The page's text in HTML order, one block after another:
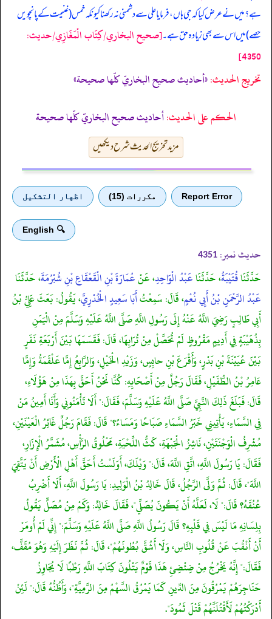
ہے؟ میں نے عرض کیا کہ جی ہاں، فرمایا علی سے دشمنی نہ رکھنا کیونکہ خمس (غنیمت کے پانچویں
حصے) میں اس سے بھی زیادہ حق ہے۔[صحيح البخاري/كِتَاب الْمَغَازِي/حدیث:
4350]
تخریج الحدیث:«أحاديث صحيح البخاريّ كلّها صحيحة»
الحكم على الحديث:أحاديث صحيح البخاريّ كلّها صحيحة
مزید تخریج الحدیث شرح دیکھیں
Report Error مكررات (15) اظهار التشكيل
🔍 English
حدیث نمبر: 4351
حَدَّثَنَاقُتَيْبَةُ، حَدَّثَنَاعَبْدُ الْوَاحِدِ، عَنْعُمَارَةَ بْنِ الْقَعْقَاعِ بْنِ شُبْرُمَةَ، حَدَّثَنَا
عَبْدُ الرَّحْمَنِ بْنُ أَبِي نُعْمٍ، قَالَ: سَمِعْتُأَبَا سَعِيدٍ الْخُدْرِيَّ، يَقُولُ: بَعَثَ عَلِيُّ بْنُ
أَبِي طَالِبٍ رَضِيَ اللَّهُ عَنْهُ إِلَى رَسُولِ اللَّهِ صَلَّى اللَّهُ عَلَيْهِ وَسَلَّمَ مِنْ الْيَمَنِ
بِذُهَيْبَةٍ فِي أَدِيمٍ مَقْرُوظٍ لَمْ تُحَصَّلْ مِنْ تُرَابِهَا، قَالَ: فَقَسَمَهَا بَيْنَ أَرْبَعَةِ نَفَرٍ
بَيْنَ عُيَيْنَةَ بْنِ بَدْرٍ، وَأَقْرَعَ بْنِ حابِسٍ، وَزَيْدِ الْخَيْلِ، وَالرَّابِعُ إِمَّا عَلْقَمَةُ وَإِمَّا
عَامِرُ بْنُ الطُّفَيْلِ، فَقَالَ رَجُلٌ مِنْ أَصْحَابِهِ: كُنَّا نَحْنُ أَحَقَّ بِهَذَا مِنْ هَؤُلَاءِ،
قَالَ: فَبَلَغَ ذَلِكَ النَّبِيَّ صَلَّى اللَّهُ عَلَيْهِ وَسَلَّمَ، فَقَالَ:" أَلَا تَأْمَنُونِي وَأَنَا أَمِينُ مَنْ
فِي السَّمَاءِ، يَأْتِينِي خَبَرُ السَّمَاءِ صَبَاحًا وَمَسَاءً؟" قَالَ: فَقَامَ رَجُلٌ غَائِرُ الْعَيْنَيْنِ،
مُشْرِفُ الْوَجْنَتَيْنِ، نَاشِزُ الْجَبْهَةِ، كَثُّ اللِّحْيَةِ، مَحْلُوقُ الرَّأْسِ، مُشَمَّرُ الْإِزَارِ،
فَقَالَ: يَا رَسُولَ اللَّهِ، اتَّقِ اللَّهَ، قَالَ:" وَيْلَكَ، أَوَلَسْتُ أَحَقَّ أَهْلِ الْأَرْضِ أَنْ يَتَّقِيَ
اللَّهَ"، قَالَ: ثُمَّ وَلَّى الرَّجُلُ، قَالَ خَالِدُ بْنُ الْوَلِيدِ: يَا رَسُولَ اللَّهِ، أَلَا أَضْرِبُ
عُنُقَهُ؟ قَالَ:" لَا، لَعَلَّهُ أَنْ يَكُونَ يُصَلِّي"، فَقَالَ خَالِدٌ: وَكَمْ مِنْ مُصَلٍّ يَقُولُ
بِلِسَانِهِ مَا لَيْسَ فِي قَلْبِهِ؟ قَالَ رَسُولُ اللَّهِ صَلَّى اللَّهُ عَلَيْهِ وَسَلَّمَ:" إِنِّي لَمْ أُومَرْ
أَنْ أَنْقُبَ عَنْ قُلُوبِ النَّاسِ، وَلَا أَشُقَّ بُطُونَهُمْ"، قَالَ: ثُمَّ نَظَرَ إِلَيْهِ وَهُوَ مُقَفٍّ،
فَقَالَ:" إِنَّهُ يَخْرُجُ مِنْ ضِئْضِئِ هَذَا قَوْمٌ يَتْلُونَ كِتَابَ اللَّهِ رَطْبًا لَا يُجَاوِزُ
حَنَاجِرَهُمْ يَمْرُقُونَ مِنَ الدِّينِ كَمَا يَمْرُقُ السَّهْمُ مِنَ الرَّمِيَّةِ"، وَأَظُنُّهُ قَالَ:" لَئِنْ
أَدْرَكْتُهُمْ لَأَقْتُلَنَّهُمْ قَتْلَ ثَمُودَ".